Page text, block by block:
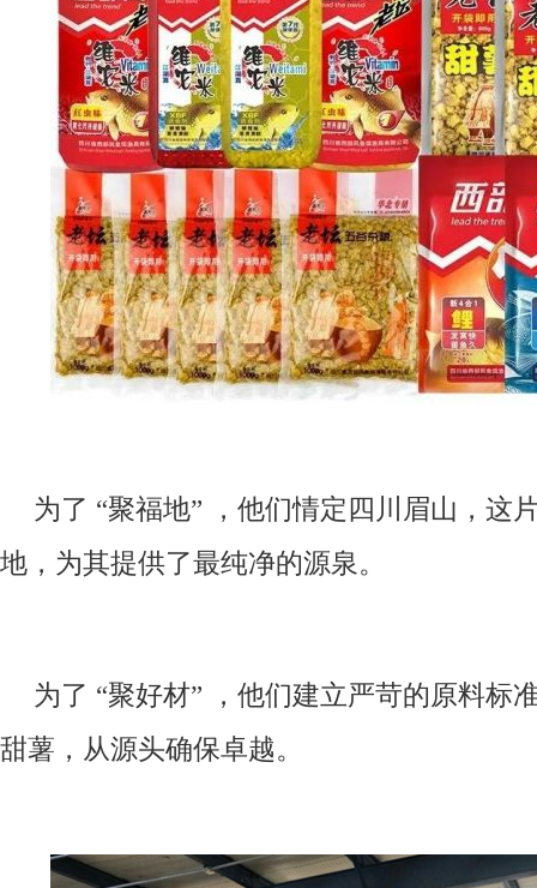
为了 “聚福地” ，他们情定四川眉山，这
地，为其提供了最纯净的源泉。
为了 “聚好材” ，他们建立严苛的原料标
甜薯，从源头确保卓越。